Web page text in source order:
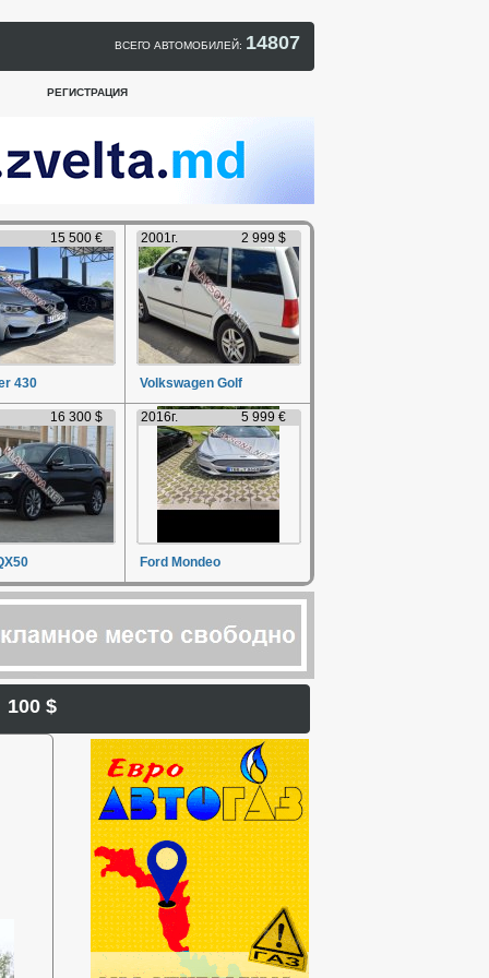
ВСЕГО АВТОМОБИЛЕЙ: 14807
РЕГИСТРАЦИЯ
15 500 €
430
2001г. 2 999 $
Volkswagen Golf
16 300 $ 2016г. 5 999 €
Ford Mondeo
100 $